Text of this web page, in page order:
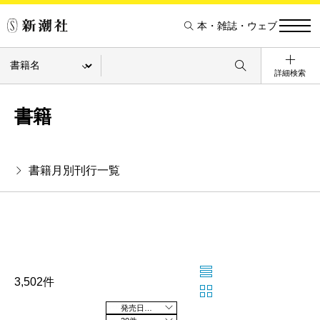
本・雑誌・ウェブ
詳細検索
書籍
書籍月別刊行一覧
3,502件